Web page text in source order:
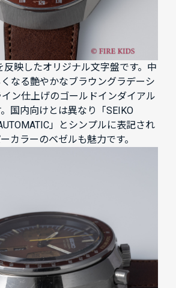
反映したオリジナル文字盤です。中
なる艶やかなブラウングラデーシ
ン仕上げのゴールドインダイアル
国内向けとは異なり「SEIKO
」とシンプルに表記され
カラーのベゼルも魅力です。